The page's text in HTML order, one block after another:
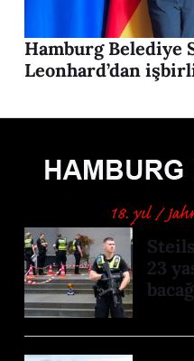
Hamburg Belediye
Leonhard’dan
23